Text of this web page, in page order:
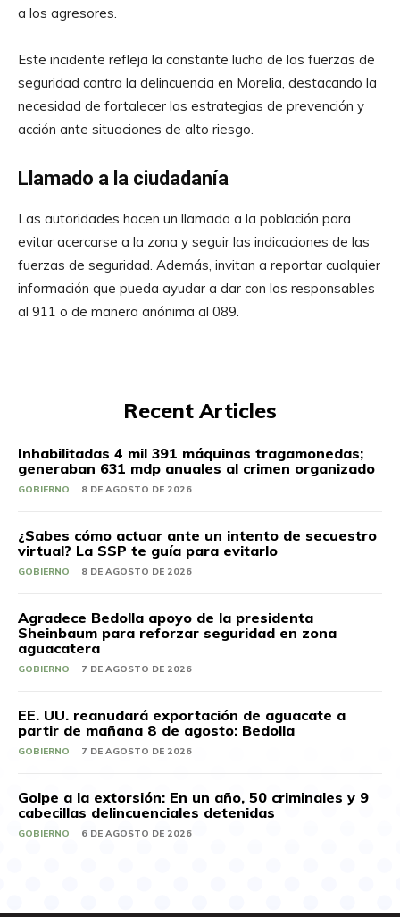
a los agresores.
Este incidente refleja la constante lucha de las fuerzas de
seguridad contra la delincuencia en Morelia, destacando la
necesidad de fortalecer las estrategias de prevención y
acción ante situaciones de alto riesgo.
Llamado a la ciudadanía
Las autoridades hacen un llamado a la población para
evitar acercarse a la zona y seguir las indicaciones de las
fuerzas de seguridad. Además, invitan a reportar cualquier
información que pueda ayudar a dar con los responsables
al 911 o de manera anónima al 089.
Recent Articles
Inhabilitadas 4 mil 391 máquinas tragamonedas;
generaban 631 mdp anuales al crimen organizado
GOBIERNO 8 DE AGOSTO DE 2026
¿Sabes cómo actuar ante un intento de secuestro
virtual? La SSP te guía para evitarlo
GOBIERNO 8 DE AGOSTO DE 2026
Agradece Bedolla apoyo de la presidenta
Sheinbaum para reforzar seguridad en zona
aguacatera
GOBIERNO 7 DE AGOSTO DE 2026
EE. UU. reanudará exportación de aguacate a
partir de mañana 8 de agosto: Bedolla
GOBIERNO 7 DE AGOSTO DE 2026
Golpe a la extorsión: En un año, 50 criminales y 9
cabecillas delincuenciales detenidas
GOBIERNO 6 DE AGOSTO DE 2026